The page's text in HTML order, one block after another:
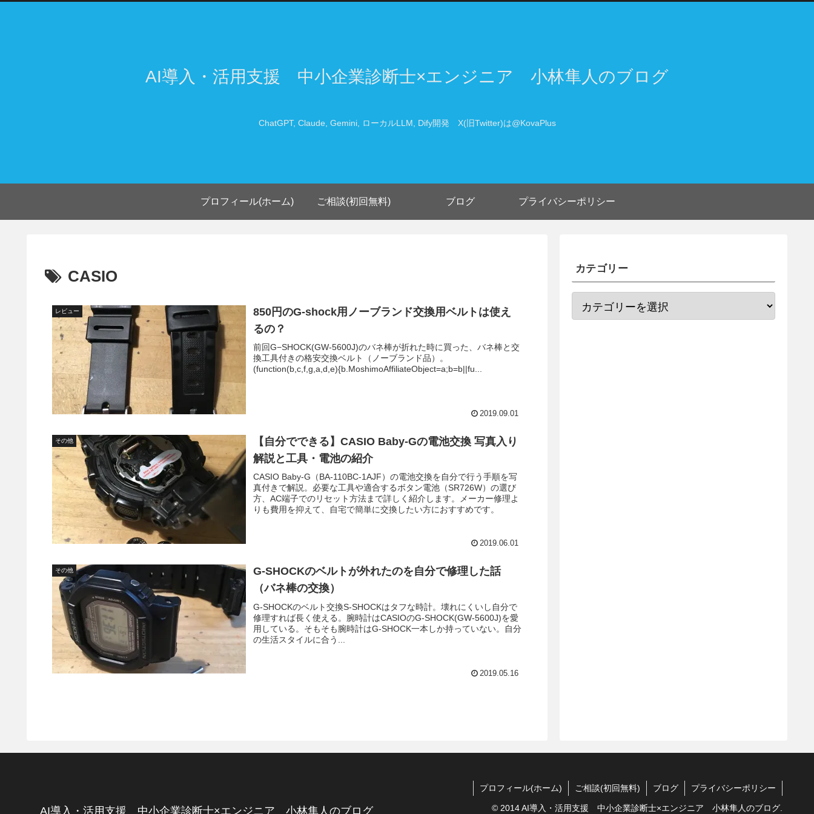
AI導入・活用支援 中小企業診断士×エンジニア 小林隼人のブログ
ChatGPT, Claude, Gemini, ローカルLLM, Dify開発 X(旧Twitter)は@KovaPlus
プロフィール(ホーム) ご相談(初回無料) ブログ プライバシーポリシー
CASIO
レビュー
850円のG-shock用ノーブランド交換用ベルトは使え
るの？
前回G−SHOCK(GW-5600J)のバネ棒が折れた時に買った、バネ棒と交
換工具付きの格安交換ベルト（ノーブランド品）。
(function(b,c,f,g,a,d,e){b.MoshimoAffiliateObject=a;b=b||fu...
2019.09.01
その他
【自分でできる】CASIO Baby-Gの電池交換 写真入り
解説と工具・電池の紹介
CASIO Baby-G（BA-110BC-1AJF）の電池交換を自分で行う手順を写
真付きで解説。必要な工具や適合するボタン電池（SR726W）の選び
方、AC端子でのリセット方法まで詳しく紹介します。メーカー修理よ
りも費用を抑えて、自宅で簡単に交換したい方におすすめです。
2019.06.01
その他
G-SHOCKのベルトが外れたのを自分で修理した話
（バネ棒の交換）
G-SHOCKのベルト交換S-SHOCKはタフな時計。壊れにくいし自分で
修理すれば長く使える。腕時計はCASIOのG-SHOCK(GW-5600J)を愛
用している。そもそも腕時計はG-SHOCK一本しか持っていない。自分
の生活スタイルに合う...
2019.05.16
カテゴリー
AI導入・活用支援 中小企業診断士×エンジニア 小林隼人のブログ
プロフィール(ホーム) ご相談(初回無料) ブログ プライバシーポリシー
© 2014 AI導入・活用支援 中小企業診断士×エンジニア 小林隼人のブログ.